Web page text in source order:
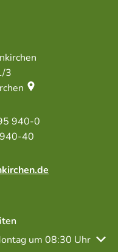
3
940-0
40
Schließzeiten
um 08:30 Uhr